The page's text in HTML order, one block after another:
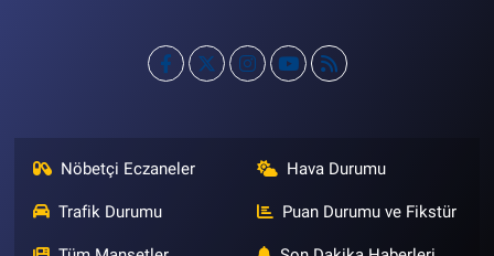
Nöbetçi Eczaneler Hava Durumu
Trafik Durumu Puan Durumu ve Fikstür